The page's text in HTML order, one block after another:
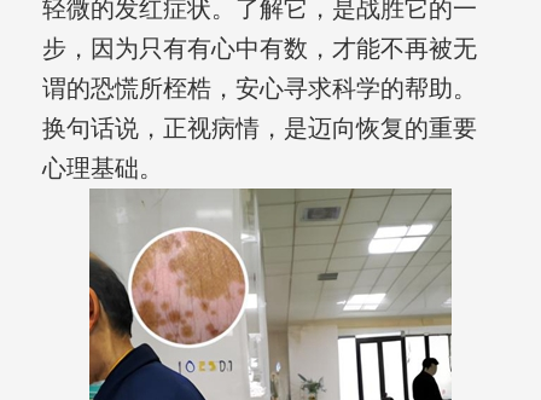
轻微的发红症状。了解它，是战胜它的一
步，因为只有有心中有数，才能不再被无
谓的恐慌所桎梏，安心寻求科学的帮助。
换句话说，正视病情，是迈向恢复的重要
心理基础。